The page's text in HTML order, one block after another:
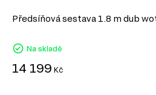
Předsíňová sestava 1.8 m dub
Na skladě
14 199 Kč